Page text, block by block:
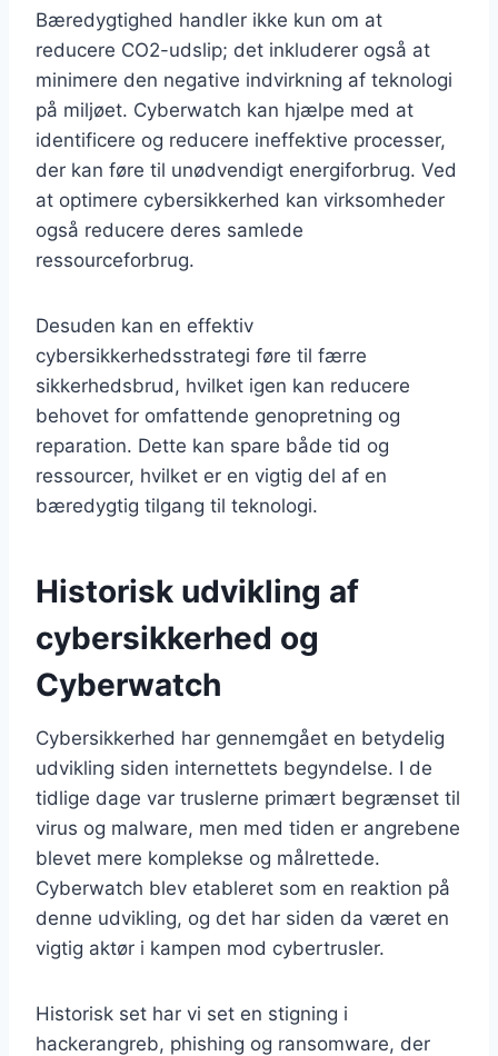
Bæredygtighed handler ikke kun om at
reducere CO2-udslip; det inkluderer også at
minimere den negative indvirkning af teknologi
på miljøet. Cyberwatch kan hjælpe med at
identificere og reducere ineffektive processer,
der kan føre til unødvendigt energiforbrug. Ved
at optimere cybersikkerhed kan virksomheder
også reducere deres samlede
ressourceforbrug.
Desuden kan en effektiv
cybersikkerhedsstrategi føre til færre
sikkerhedsbrud, hvilket igen kan reducere
behovet for omfattende genopretning og
reparation. Dette kan spare både tid og
ressourcer, hvilket er en vigtig del af en
bæredygtig tilgang til teknologi.
Historisk udvikling af
cybersikkerhed og
Cyberwatch
Cybersikkerhed har gennemgået en betydelig
udvikling siden internettets begyndelse. I de
tidlige dage var truslerne primært begrænset til
virus og malware, men med tiden er angrebene
blevet mere komplekse og målrettede.
Cyberwatch blev etableret som en reaktion på
denne udvikling, og det har siden da været en
vigtig aktør i kampen mod cybertrusler.
Historisk set har vi set en stigning i
hackerangreb, phishing og ransomware, der